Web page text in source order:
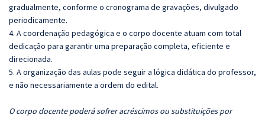
gradualmente, conforme o cronograma de gravações, divulgado
periodicamente.
4. A coordenação pedagógica e o corpo docente atuam com total
dedicação para garantir uma preparação completa, eficiente e
direcionada.
5. A organização das aulas pode seguir a lógica didática do professor,
e não necessariamente a ordem do edital.
O corpo docente poderá sofrer acréscimos ou substituições por